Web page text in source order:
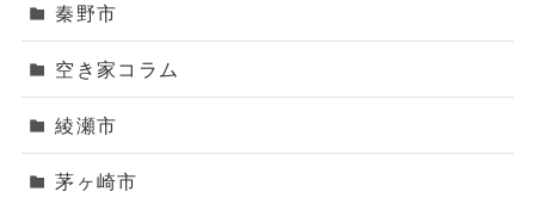
秦野市
空き家コラム
綾瀬市
茅ヶ崎市